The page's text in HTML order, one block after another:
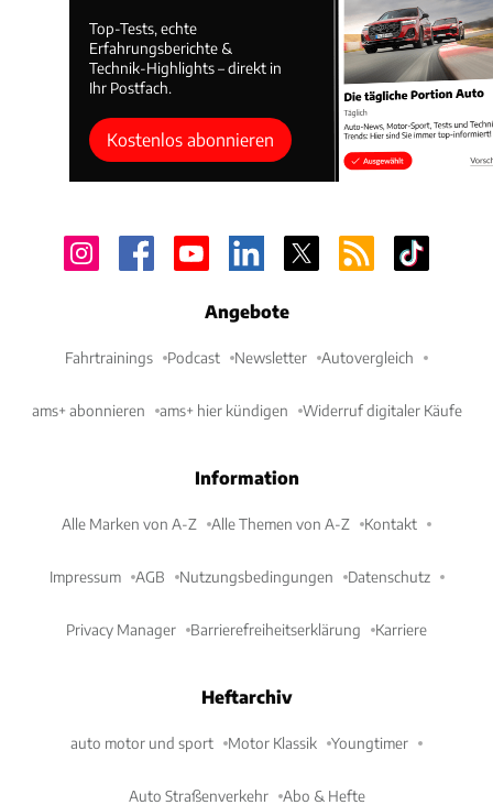
Top-Tests, echte
Erfahrungsberichte &
Technik-Highlights – direkt in
Ihr Postfach.
Kostenlos abonnieren
Angebote
Fahrtrainings Podcast Newsletter Autovergleich
ams+ abonnieren ams+ hier kündigen Widerruf digitaler Käufe
Information
Alle Marken von A-Z Alle Themen von A-Z Kontakt
Impressum AGB Nutzungsbedingungen Datenschutz
Privacy Manager Barrierefreiheitserklärung Karriere
Heftarchiv
auto motor und sport Motor Klassik Youngtimer
Auto Straßenverkehr Abo & Hefte